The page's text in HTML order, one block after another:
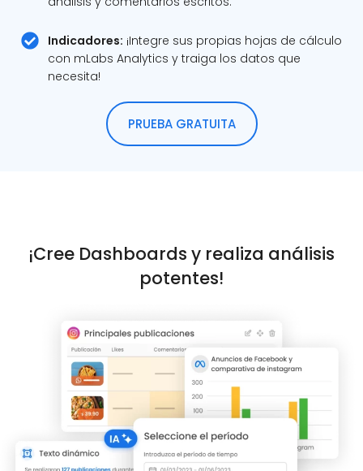
Indicadores: ¡Integre sus propias hojas de cálculo
con mLabs Analytics y traiga los datos que
necesita!
PRUEBA GRATUITA
¡Cree Dashboards y realiza análisis
potentes!